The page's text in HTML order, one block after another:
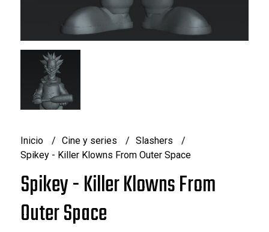
Inicio Cine y series
Slashers
Spikey - Killer Klowns From Outer Space
Spikey - Killer Klowns From
Outer Space